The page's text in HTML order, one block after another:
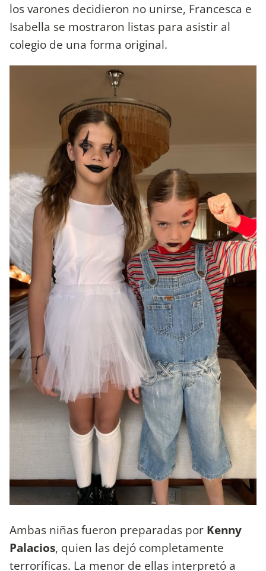
los varones decidieron no unirse, Francesca e
Isabella se mostraron listas para asistir al
colegio de una forma original.
Ambas niñas fueron preparadas por Kenny
Palacios, quien las dejó completamente
terroríficas. La menor de ellas interpretó a